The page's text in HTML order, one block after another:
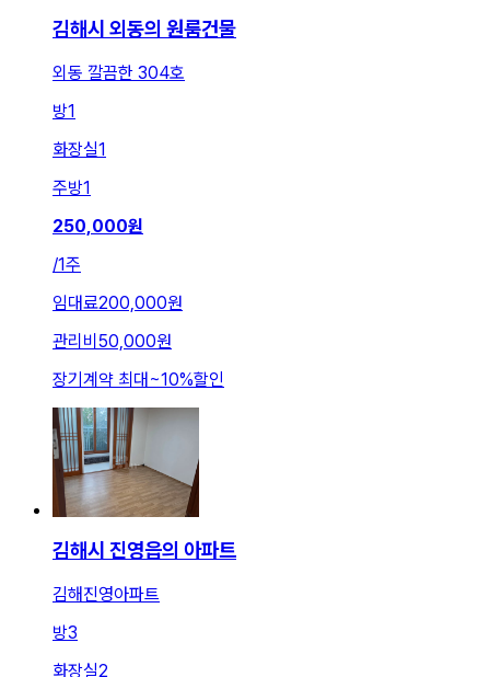
김해시 외동의 원룸건물
외동 깔끔한 304호
방1
화장실1
주방1
250,000원
/1주
임대료200,000원
관리비 50,000원
장기계약 최대~10%할인
김해시 진영읍의 아파트
김해진영아파트
방3
화장실2